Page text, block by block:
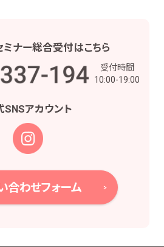
委託された場合等において、委託
打合せ、情報提供・連絡、お取引先
託された業務の遂行等を行うため
び当社株式の管理業務、株主様又
権利の行使・義務の履行、及び法
・記録・データの作成のため
の計算・支払、人事管理業務のた
ミナー総合受付はこちら
受付時間
10:00-19:00
SNSアカウント
合わせフォーム